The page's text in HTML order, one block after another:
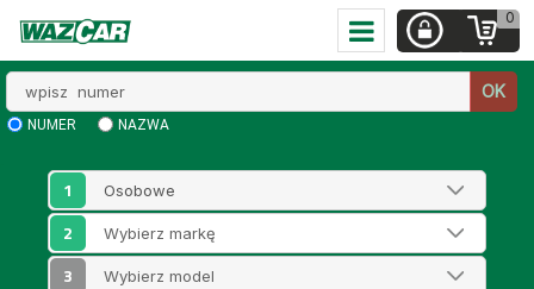
0
numer
OK
NUMER NAZWA
1
2
3